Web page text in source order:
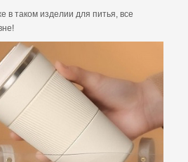
в таком изделии для питья, все